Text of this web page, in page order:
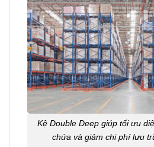
Kệ Double Deep giúp tối ưu
chứa và giảm chi phí lưu